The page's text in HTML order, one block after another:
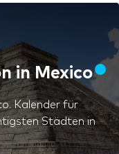
in Mexico
Kalender für
Städten in